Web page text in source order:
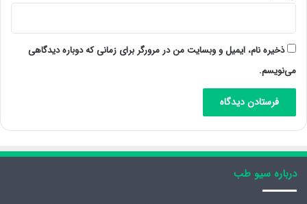
ذخیره نام، ایمیل و وبسایت من در مرورگر برای زمانی که دوباره دیدگاهی
می‌نویسم.
درباره سیو طب